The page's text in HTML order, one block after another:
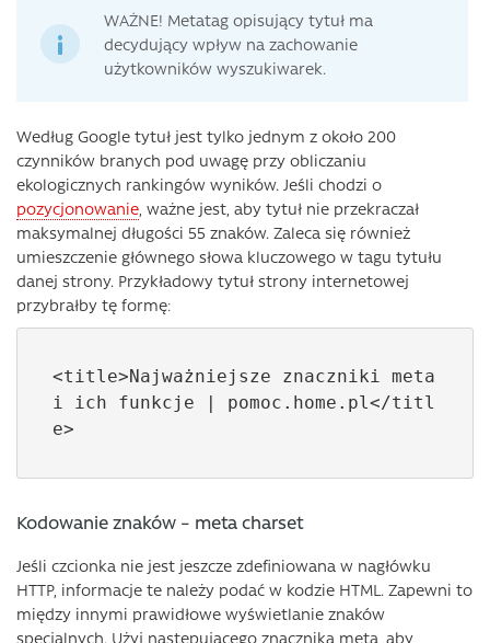
WAŻNE! Metatag opisujący tytuł ma
decydujący wpływ na zachowanie
użytkowników wyszukiwarek.
Według Google tytuł jest tylko jednym z około 200
czynników branych pod uwagę przy obliczaniu
ekologicznych rankingów wyników. Jeśli chodzi o
pozycjonowanie, ważne jest, aby tytuł nie przekraczał
maksymalnej długości 55 znaków. Zaleca się również
umieszczenie głównego słowa kluczowego w tagu tytułu
danej strony. Przykładowy tytuł strony internetowej
przybrałby tę formę:
<title>Najważniejsze znaczniki meta
i ich funkcje | pomoc.home.pl</titl
e>
Kodowanie znaków – meta charset
Jeśli czcionka nie jest jeszcze zdefiniowana w nagłówku
HTTP, informacje te należy podać w kodzie HTML. Zapewni to
między innymi prawidłowe wyświetlanie znaków
specjalnych. Użyj następującego znacznika meta, aby